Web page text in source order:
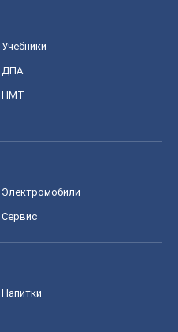
Учебники
ДПА
НМТ
Электромобили
Сервис
Напитки